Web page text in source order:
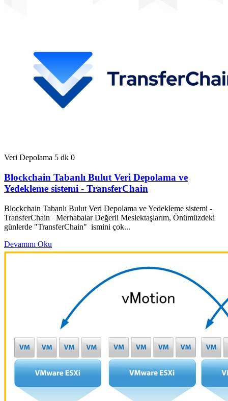
Veri Depolama 5 dk 0
Blockchain Tabanlı Bulut Veri Depolama ve
Yedekleme sistemi - TransferChain
Blockchain Tabanlı Bulut Veri Depolama ve Yedekleme sistemi -
TransferChain Merhabalar Değerli Meslektaşlarım, Önümüzdeki
günlerde "TransferChain" ismini çok...
Devamını Oku